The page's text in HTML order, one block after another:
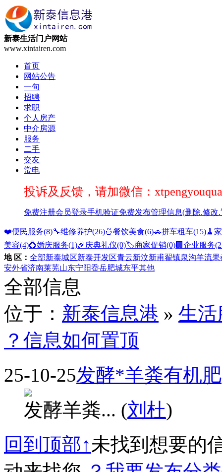
新泰生活门户网站
www.xintairen.com
首页
网站公告
一句
招聘
求职
个人房产
中介房源
服务
二手
交友
常电
投诉及反馈，请加微信：
免费注册会员登录手机验证免费发布管理信息(删除.修改
❤️便民服务(8)🔧维修养护(26)🍜餐饮美食(6)🚗拼车租车(15)🧹
美容(4)💍婚庆服务(1)🎉庆典礼仪(0)🏷️商家促销(0)🏢企业服务
地 区： 全部新泰城区新泰开发区青云新汶新甫翟镇泉沟羊流果
安外省济南莱芜山东宁阳岙岳肥城东平其他
全部信息
位于： 新泰信息港 » 生活
？信息如何置顶
25-10-25发酵*羊粪有机肥
发酵羊粪... (刘杜)
回到顶部↑未找到想要的